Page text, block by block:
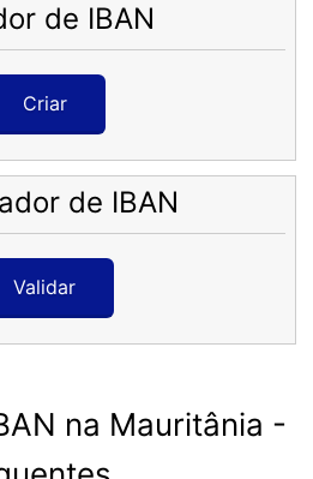
de IBAN
Criar
de IBAN
Validar
na Mauritânia -